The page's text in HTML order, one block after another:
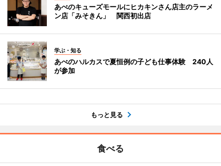
あべのキューズモールにヒカキンさん店主のラーメ
ン店「みそきん」 関西初出店
学ぶ・知る
あべのハルカスで夏恒例の子ども仕事体験 240人
が参加
もっと見る
食べる